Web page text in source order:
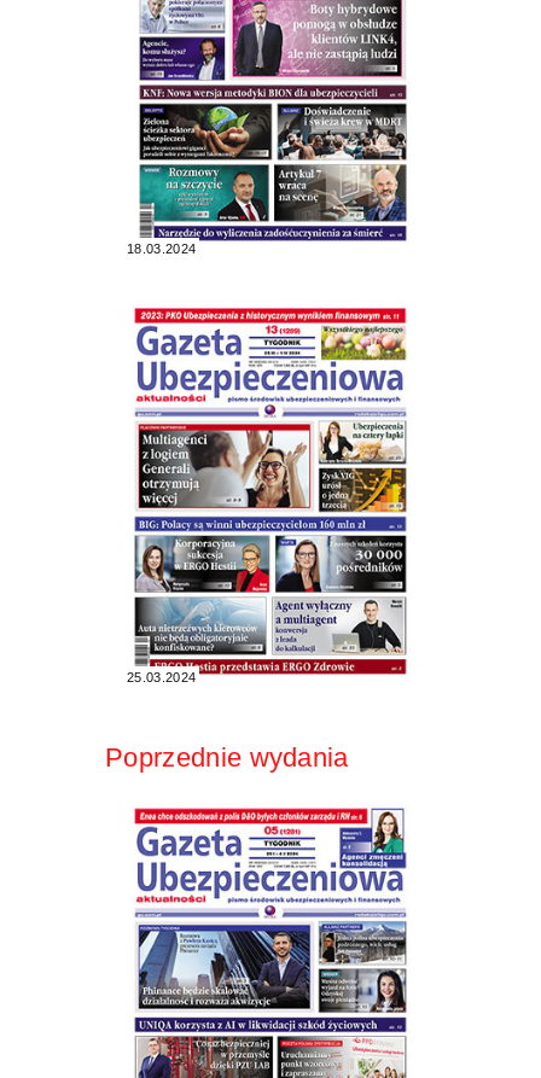
18.03.2024
25.03.2024
Poprzednie wydania